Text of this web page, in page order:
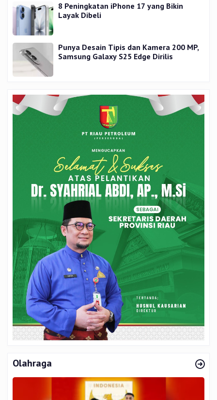
8 Peningkatan iPhone 17 yang Bikin
Layak Dibeli
Punya Desain Tipis dan Kamera 200 MP,
Samsung Galaxy S25 Edge Dirilis
Olahraga